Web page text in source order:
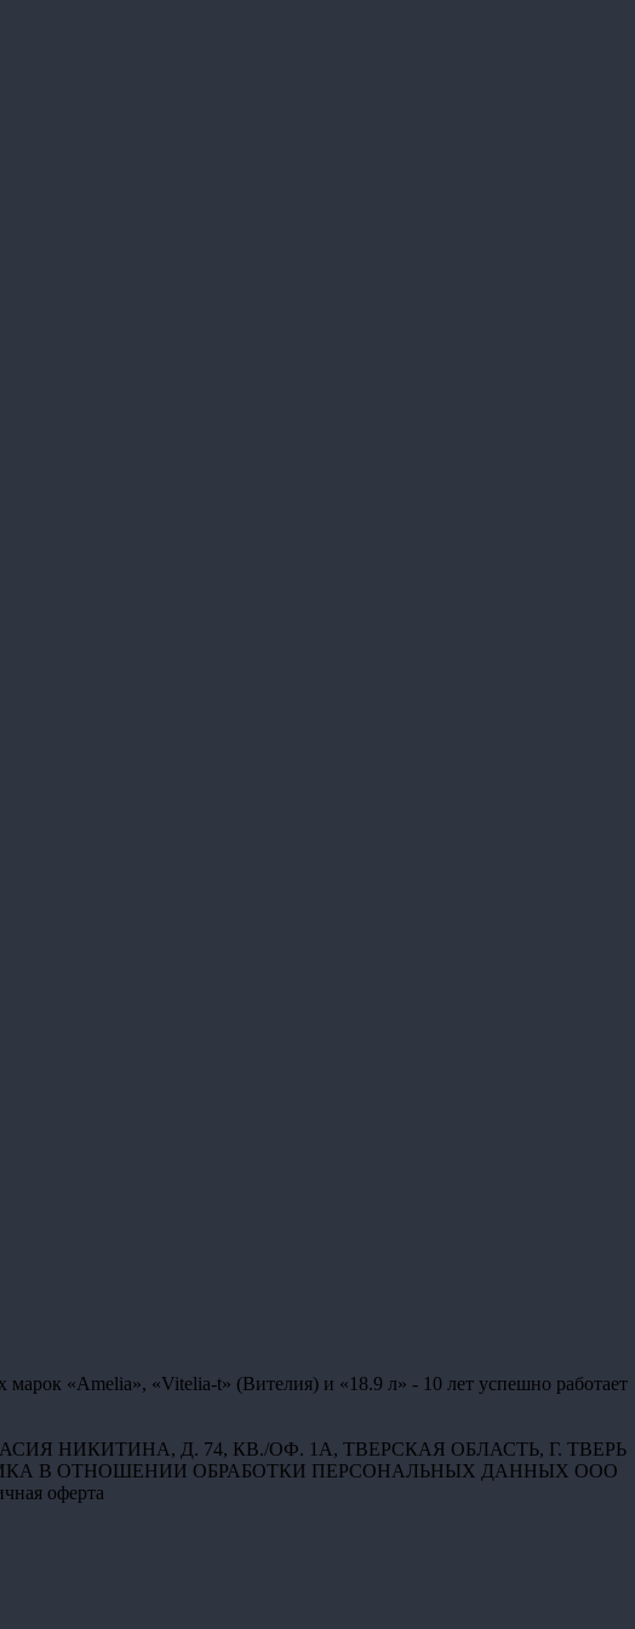
«Amelia», «Vitelia-t» (Вителия) и «18.9 л» - 10 лет успешно работает
НИКИТИНА, Д. 74, КВ./ОФ. 1А, ТВЕРСКАЯ ОБЛАСТЬ, Г. ТВЕРЬ
В ОТНОШЕНИИ ОБРАБОТКИ ПЕРСОНАЛЬНЫХ ДАННЫХ ООО
оферта